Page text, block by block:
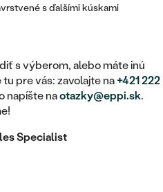
DIAMANTOM
DIAMANTOM
s ďalšími kúskami
s výberom, alebo máte inú
pre vás: zavolajte na+421 222
napíšte naotazky@eppi.sk.
Specialist